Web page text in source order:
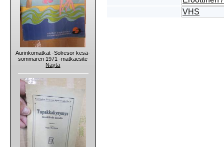
Aurinkomatkat -Solresor kesä-
sommaren 1971 -matkaesite
Näytä
VHS